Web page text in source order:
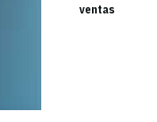
ventas